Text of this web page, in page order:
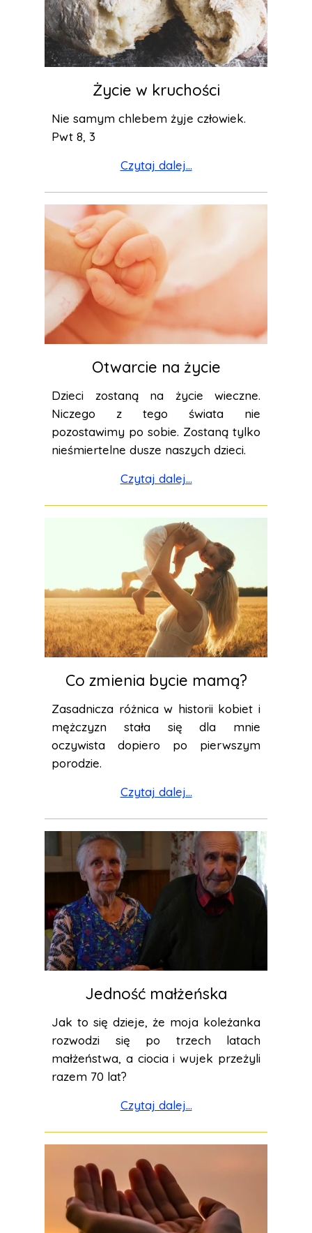
Życie w kruchości
Nie samym chlebem żyje człowiek.
Pwt 8, 3
Czytaj dalej...
Otwarcie na życie
Dzieci zostaną na życie wieczne.
Niczego z tego świata nie
pozostawimy po sobie. Zostaną tylko
nieśmiertelne dusze naszych dzieci.
Czytaj dalej...
Co zmienia bycie mamą?
Zasadnicza różnica w historii kobiet i
mężczyzn stała się dla mnie
oczywista dopiero po pierwszym
porodzie.
Czytaj dalej...
Jedność małżeńska
Jak to się dzieje, że moja koleżanka
rozwodzi się po trzech latach
małżeństwa, a ciocia i wujek przeżyli
razem 70 lat?
Czytaj dalej...